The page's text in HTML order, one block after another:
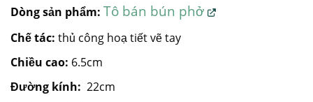
Dòng sản phẩm: Tô bán bún phở
Chế tác: thủ công hoạ tiết vẽ tay
Chiều cao: 6.5cm
Đường kính: 22cm